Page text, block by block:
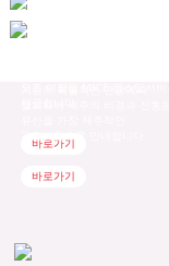
MICE
바로가기
뭉치여행
바로가기